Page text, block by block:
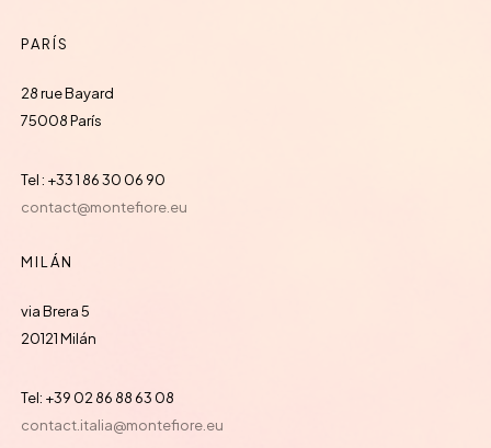
PARÍS
28 rue Bayard
75008 París
Tel : +33 1 86 30 06 90
contact@montefiore.eu
MILÁN
via Brera 5
20121 Milán
Tel: +39 02 86 88 63 08
contact.italia@montefiore.eu